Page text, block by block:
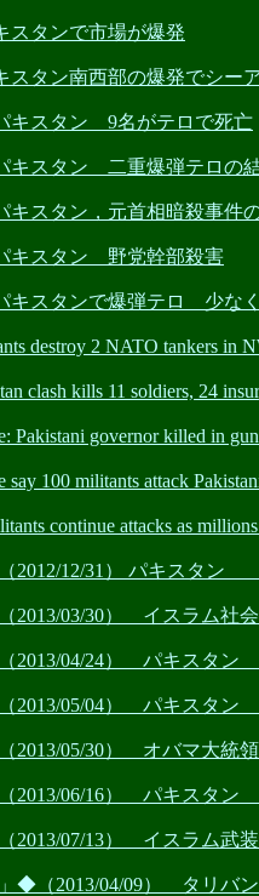
スタンで市場が爆発
スタン南西部の爆発でシー
キスタン 9名がテロで死亡
キスタン 二重爆弾テロの
スタン，元首相暗殺事件
キスタン 野党幹部殺害
キスタンで爆弾テロ 少な
destroy 2 NATO tankers in
clash kills 11 soldiers, 24
Pakistani governor killed in
100 militants attack
continue attacks as millions
2012/12/31） パキスタ
（2013/03/30） イスラム
2013/04/24） パキスタ
2013/05/04） パキスタ
2013/05/30） オバマ大統
（2013/06/16） パキスタ
2013/07/13） イスラム武
」◆（2013/04/09） タリバ